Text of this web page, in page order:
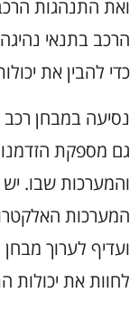
ואת התנהגות
הרכב בתנאי נהיגה
כדי להבין את
נסיעה במבחן
גם מספקת
והמערכות שבו.
המערכות
ועדיף לערוך
לחוות את יכולות